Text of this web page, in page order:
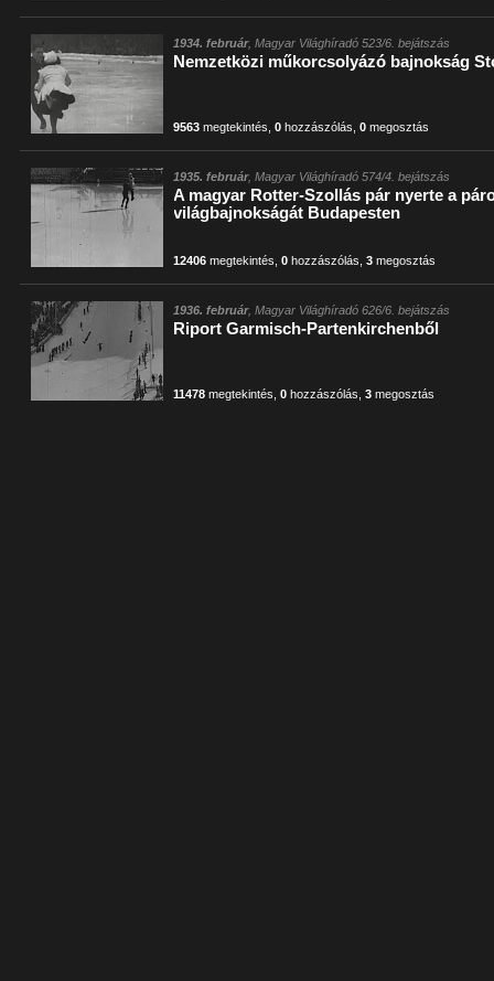
1934. február, Magyar Világhíradó 523/6. bejátszás
Nemzetközi műkorcsolyázó bajnokság
9563 megtekintés ,0 hozzászólás ,0 megosztás
1935. február, Magyar Világhíradó 574/4. bejátszás
A magyar Rotter-Szollás pár nyerte a
világbajnokságát Budapesten
12406 megtekintés ,0 hozzászólás ,3 megosztás
1936. február, Magyar Világhíradó 626/6. bejátszás
Riport Garmisch-Partenkirchenből
11478 megtekintés ,0 hozzászólás ,3 megosztás